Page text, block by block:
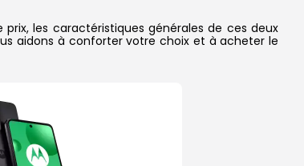
prix, les caractéristiques générales de ces deux
aidons à conforter votre choix et à acheter le